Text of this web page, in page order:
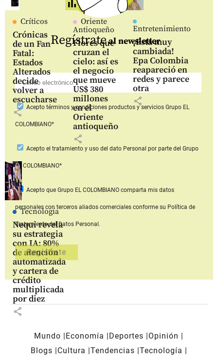
Críticos
Crónicas
de un Fan
Fatal:
Estados
Alterados
decide
volver a
escucharse
share
Oriente
Antioqueño
Flores que
cruzan el
cielo: así es
el negocio
que mueve
US$ 380
millones
en el
Oriente
antioqueño
share
Entretenimiento
¡Está muy
cambiada!
Epa Colombia
reapareció en
redes y parece
otra
share
Tecnología
Nequi revela
su estrategia
con IA: 80%
de atención
automatizada
y cartera de
crédito
multiplicada
por diez
share
Regístrateal newsletter
Aceptotérminos y condiciones productos y serviciosGrupo EL
COLOMBIANO*
Acepto el tratamiento y uso del dato Personal por parte del Grupo
EL COLOMBIANO*
Acepto que Grupo EL COLOMBIANOcomparta mis datos
personales con terceros aliados comerciales conforme su Política de
Tratamiento del Datos Personal.
Mundo Economía Deportes
Opinión
Blogs
Cultura Tendencias Tecnología